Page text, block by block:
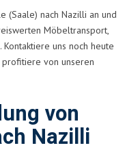
(Saale) nach Nazilli an und
Möbeltransport,
uns noch heute
von unseren
von
Nazilli